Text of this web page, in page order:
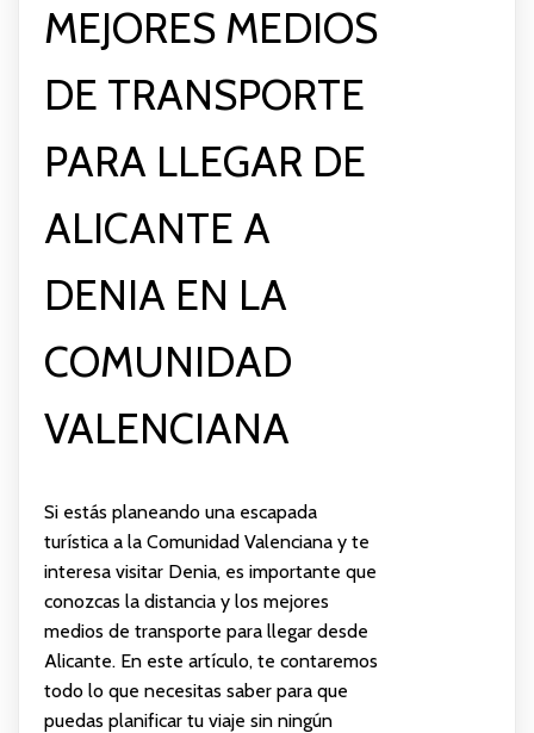
MEJORES MEDIOS
DE TRANSPORTE
PARA LLEGAR DE
ALICANTE A
DENIA EN LA
COMUNIDAD
VALENCIANA
Si estás planeando una escapada
turística a la Comunidad Valenciana y te
interesa visitar Denia, es importante que
conozcas la distancia y los mejores
medios de transporte para llegar desde
Alicante. En este artículo, te contaremos
todo lo que necesitas saber para que
puedas planificar tu viaje sin ningún